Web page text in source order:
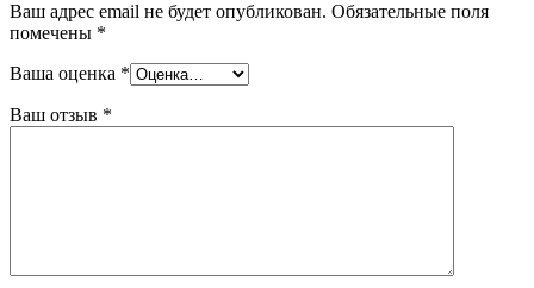
Ваш адрес email не будет опубликован. Обязательные поля
помечены *
Ваша оценка *
Ваш отзыв *